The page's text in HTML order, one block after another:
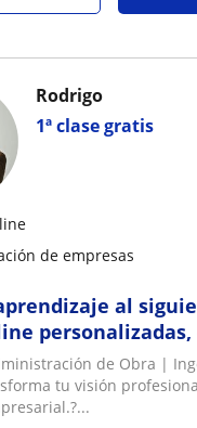
1ª clase gratis
Rodrigo
de empresas
al
tu cupo
de Obra |
tu visión